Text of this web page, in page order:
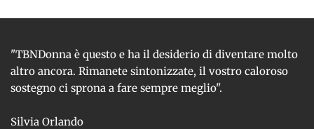
"TBNDonna è questo e ha il desiderio di diventare molto
altro ancora. Rimanete sintonizzate, il vostro caloroso
sostegno ci sprona a fare sempre meglio".
Silvia Orlando